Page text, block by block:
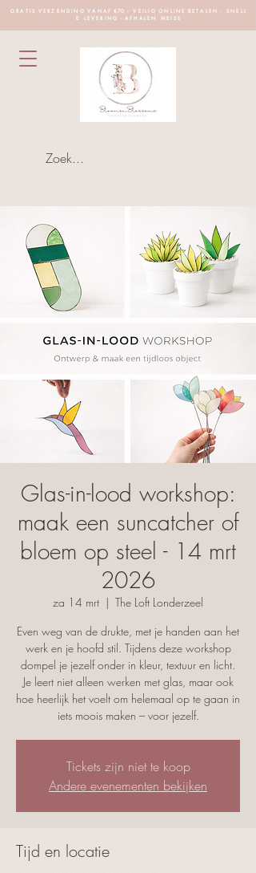
G R A T I S V E R Z E N D I N G V A N A F €70 - V E I L I G O N L I N E B E T A L E N - S N E L L
E L E V E R I N G - A F H A L E N M E I S E
Glas-in-lood workshop:
maak een suncatcher of
bloem op steel - 14 mrt
2026
za 14 mrt
  |
The Loft Londerzeel
Even weg van de drukte, met je handen aan het
werk en je hoofd stil. Tijdens deze workshop
dompel je jezelf onder in kleur, textuur en licht.
Je leert niet alleen werken met glas, maar ook
hoe heerlijk het voelt om helemaal op te gaan in
iets moois maken – voor jezelf.
Tickets zijn niet te koop
Andere evenementen bekijken
Tijd en locatie